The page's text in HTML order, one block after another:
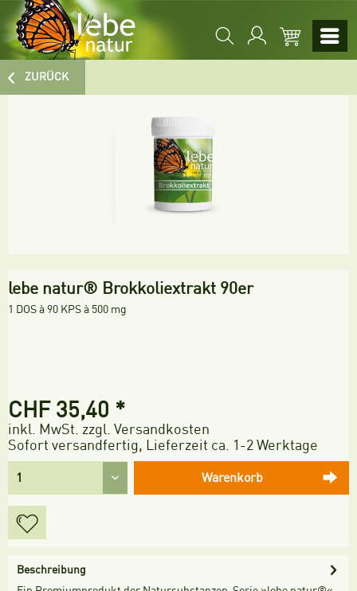
ZURÜCK
lebe natur® Brokkoliextrakt 90er
1 DOS à 90 KPS à 500 mg
CHF 35,40 *
inkl. MwSt. zzgl. Versandkosten
Sofort versandfertig, Lieferzeit ca. 1-2 Werktage
Warenkorb
Beschreibung